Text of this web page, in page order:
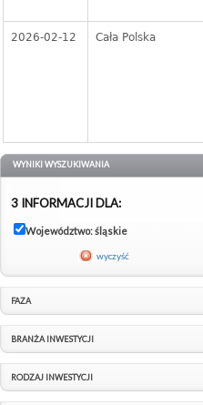
2026-02-12 Cała Polska
WYNIKI WYSZUKIWANIA
3 INFORMACJI DLA:
Województwo: śląskie
wyczyść
FAZA
BRANŻA INWESTYCJI
RODZAJ INWESTYCJI